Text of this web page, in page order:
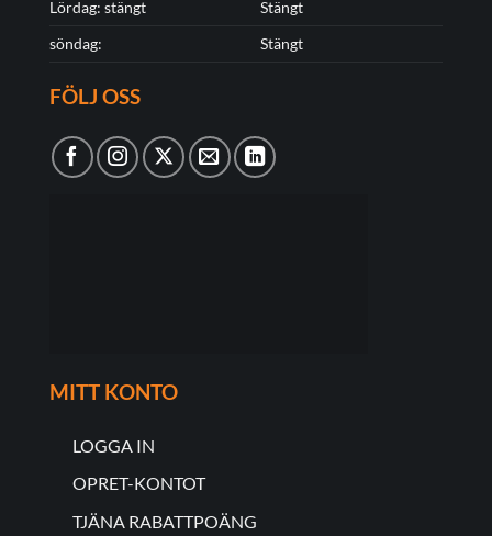
Lördag: stängt
Stängt
söndag:
Stängt
FÖLJ OSS
MITT KONTO
LOGGA IN
OPRET-KONTOT
TJÄNA RABATTPOÄNG